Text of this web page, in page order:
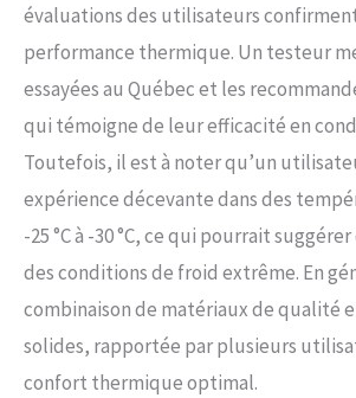
imperméable
caoutchouc pour
fiable ; cette
semelle
collé de 2,5 mm
chaleur Joan of
cette botte
femme avec
d'ajuster le
sensation de
d'hiver dispose
caoutchouc
la main,
avec une
chevrons
évaluations des utilisateurs
performance thermique. Un testeur
essayées au Québec et les
qui témoigne de leur efficacité en
Toutefois, il est à noter qu’un
expérience décevante dans des
-25 °C à -30 °C, ce qui pourrait
des conditions de froid extrême. En
combinaison de matériaux de qualité
solides, rapportée par plusieurs
confort thermique optimal.